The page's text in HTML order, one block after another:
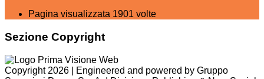
Pagina visualizzata 1901 volte
Sezione Copyright
Copyright 2026 | Engineered and powered by Gruppo